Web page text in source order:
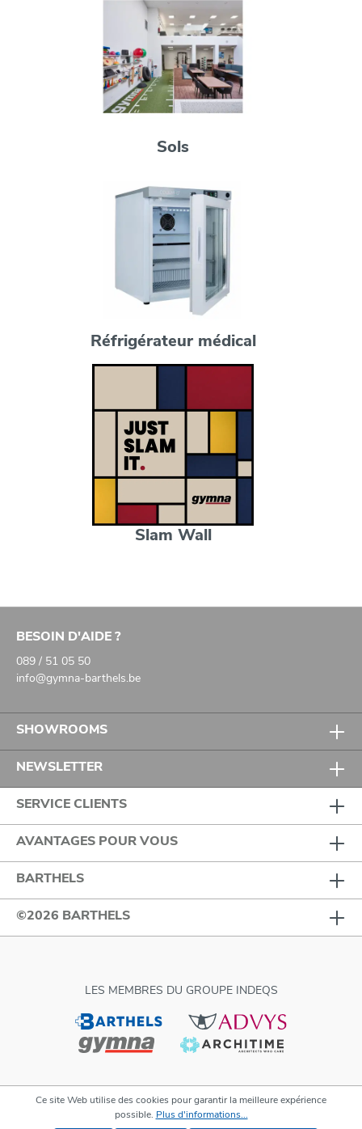
Sols
Réfrigérateur médical
Slam Wall
BESOIN D'AIDE ?
089 / 51 05 50
info@gymna-barthels.be
SHOWROOMS
NEWSLETTER
SERVICE CLIENTS
AVANTAGES POUR VOUS
BARTHELS
©2026 BARTHELS
LES MEMBRES DU GROUPE INDEQS
Ce site Web utilise des cookies pour garantir la meilleure expérience
possible. Plus d'informations...